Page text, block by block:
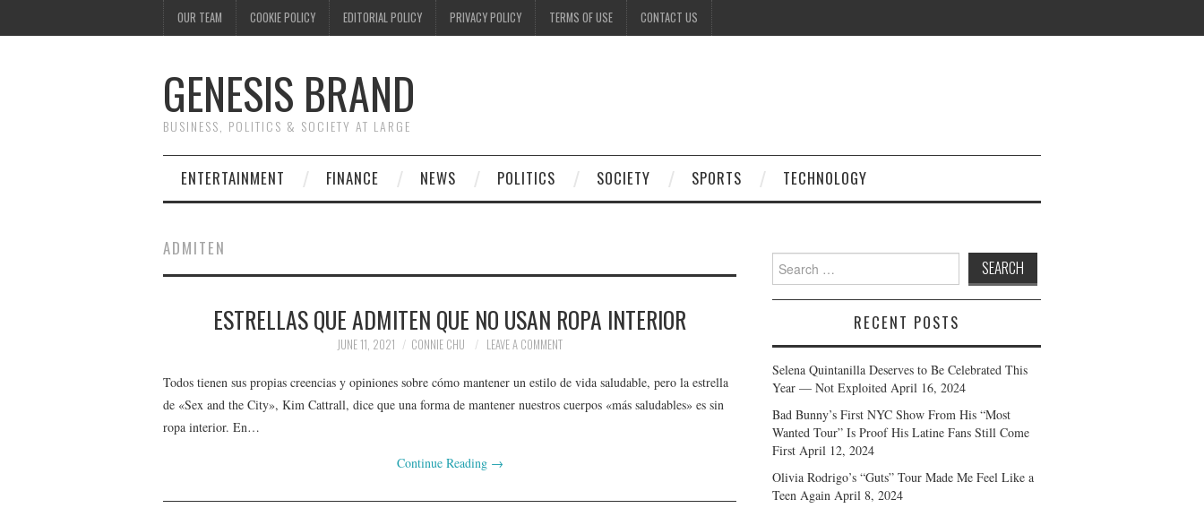
OUR TEAM COOKIE POLICY EDITORIAL POLICY PRIVACY POLICY TERMS OF USE CONTACT US
GENESIS BRAND
BUSINESS, POLITICS & SOCIETY AT LARGE
ENTERTAINMENT FINANCE NEWS POLITICS SOCIETY SPORTS TECHNOLOGY
ADMITEN
ESTRELLAS QUE ADMITEN QUE NO USAN ROPA INTERIOR
JUNE 11, 2021 CONNIE CHU LEAVE A COMMENT
Todos tienen sus propias creencias y opiniones sobre cómo mantener un estilo de vida saludable, pero la estrella
de «Sex and the City», Kim Cattrall, dice que una forma de mantener nuestros cuerpos «más saludables» es sin
ropa interior. En…
Continue Reading →
Search
for:
RECENT POSTS
Selena Quintanilla Deserves to Be Celebrated This
Year — Not Exploited April 16, 2024
Bad Bunny’s First NYC Show From His “Most
Wanted Tour” Is Proof His Latine Fans Still Come
First April 12, 2024
Olivia Rodrigo’s “Guts” Tour Made Me Feel Like a
Teen Again April 8, 2024